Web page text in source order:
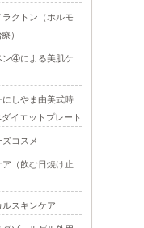
ラクトン（ホルモ
）
ン④による美肌ケ
にしやま由美式時
イエットプレート
ズコスメ
ア（飲む日焼け止
ルスキンケア